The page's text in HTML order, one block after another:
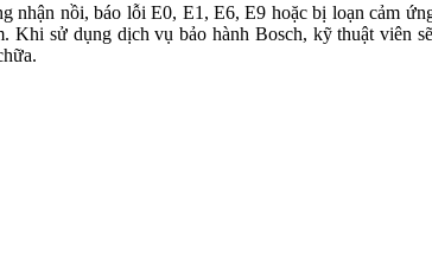
nồi, báo lỗi E0, E1, E6, E9 hoặc bị loạn cảm
sử dụng dịch vụ bảo hành Bosch, kỹ thuật viên